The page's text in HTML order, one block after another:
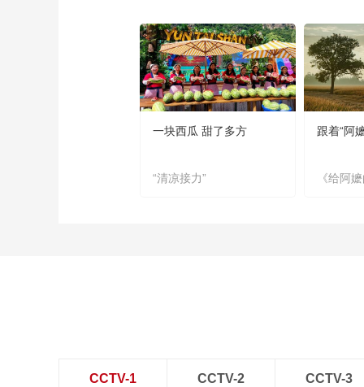
一块西瓜 甜了多方
“清凉接力”
跟着“阿
《给阿
CCTV-1
CCTV-2
CCTV-3